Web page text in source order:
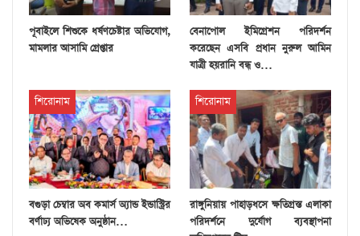
পূবাইলে শিশুকে ধর্ষণচেষ্টার অভিযোগ,
মামলার আসামি গ্রেপ্তার
বেনাপোল ইমিগ্রেশন পরিদর্শন
করেছেন এসবি প্রধান নুরুল আমিন
যাত্রী হয়রানি বন্ধ ও…
শিরোনাম
বগুড়া চেম্বার অব কমার্স অ্যান্ড ইন্ডাস্ট্রির
বর্ণাঢ্য অভিষেক অনুষ্ঠান…
শিরোনাম
রাঙ্গুনিয়ায় পাহাড়ধসে ক্ষতিগ্রস্ত এলাকা
পরিদর্শনে দুর্যোগ ব্যবস্থাপনা